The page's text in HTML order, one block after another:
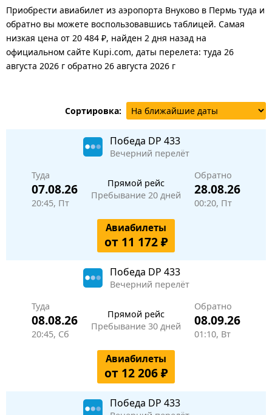
Приобрести авиабилет из аэропорта Внуково в Пермь туда и
обратно вы можете воспользовавшись таблицей. Самая
низкая цена от 20 484 ₽, найден 2 дня назад на
официальном сайте Kupi.com, даты перелета: туда 26
августа 2026 г обратно 26 августа 2026 г
Сортировка:
Победа DP 433
Вечерний перелёт
Туда
07.08.26
20:45, Пт
Прямой рейс
Пребывание 20 дней
Обратно
28.08.26
00:20, Пт
Авиабилеты
от 11 172 ₽
Победа DP 433
Вечерний перелёт
Туда
08.08.26
20:45, Сб
Прямой рейс
Пребывание 30 дней
Обратно
08.09.26
01:10, Вт
Авиабилеты
от 12 206 ₽
Победа DP 433